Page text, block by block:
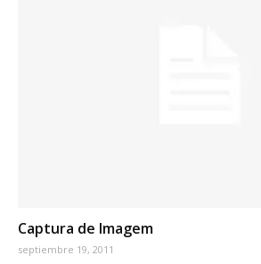
Captura de Imagem
septiembre 19, 2011